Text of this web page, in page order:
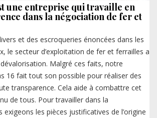
une entreprise qui travaille en
dans la négociation de fer et
et des escroqueries énoncées dans les
le secteur d’exploitation de fer et ferrailles a
Malgré ces faits, notre
16 fait tout son possible pour réaliser des
transparence. Cela aide à combattre cet
de tous. Pour travailler dans la
exigeons les pièces justificatives de l’origine